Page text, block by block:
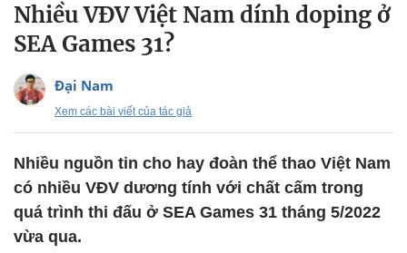
Nhiều VĐV Việt Nam dính doping ở
SEA Games 31?
Đại Nam
Xem các bài viết của tác giả
Nhiều nguồn tin cho hay đoàn thể thao Việt Nam
có nhiều VĐV dương tính với chất cấm trong
quá trình thi đấu ở SEA Games 31 tháng 5/2022
vừa qua.